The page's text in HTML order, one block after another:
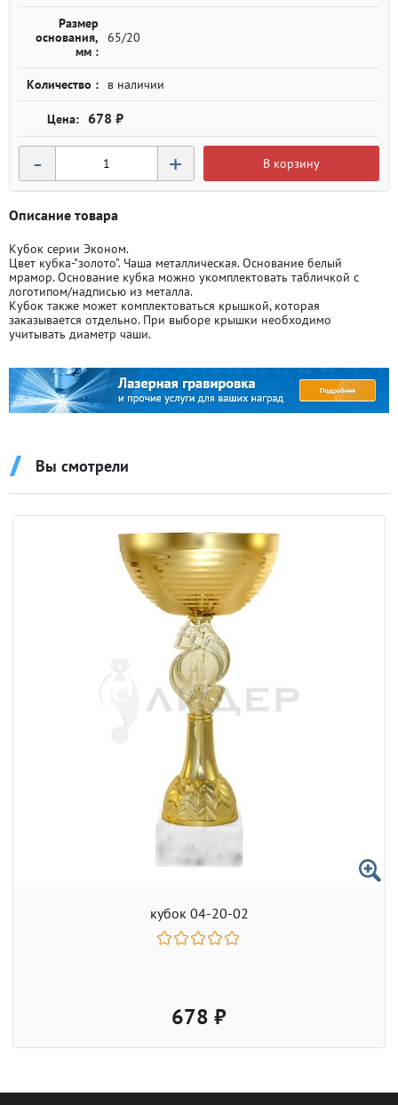
Размер
основания,
мм :
65/20
Количество : в наличии
678 ₽
- + В корзину
Описание товара
Кубок серии Эконом.
Цвет кубка-"золото". Чаша металлическая. Основание белый
мрамор. Основание кубка можно укомплектовать табличкой с
логотипом/надписью из металла.
Кубок также может комплектоваться крышкой, которая
заказывается отдельно. При выборе крышки необходимо
учитывать диаметр чаши.
Вы смотрели
кубок 04-20-02
678 ₽